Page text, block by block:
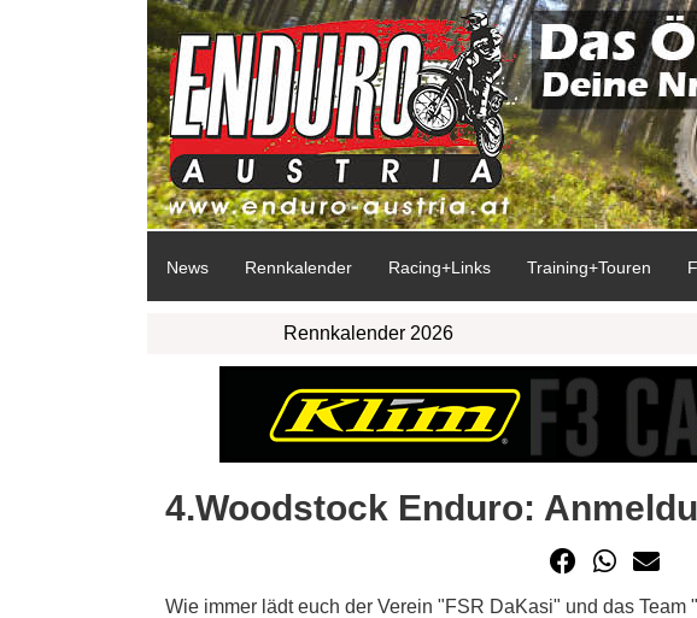
News Rennkalender Racing+Links Training+Touren
Rennkalender 2026
4.Woodstock Enduro:
Wie immer lädt euch der Verein "FSR DaKasi" und das